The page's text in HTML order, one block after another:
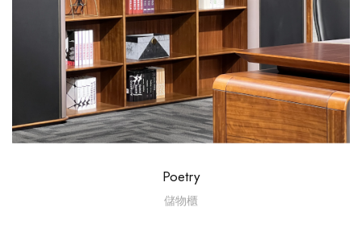
Poetry
儲物櫃